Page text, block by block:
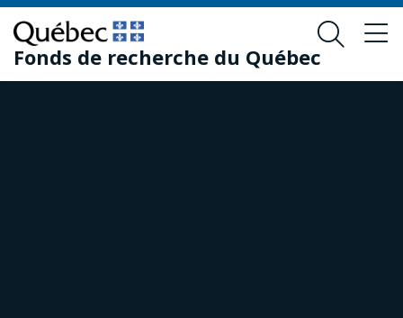
Passer
au
contenu
principal
Passer
au
pied
de
Fonds de recherche du Québec